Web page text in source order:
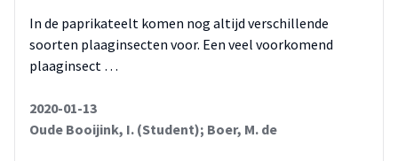
In de paprikateelt komen nog altijd verschillende
soorten plaaginsecten voor. Een veel voorkomend
plaaginsect …
2020-01-13
Oude Booijink, I. (Student); Boer, M. de